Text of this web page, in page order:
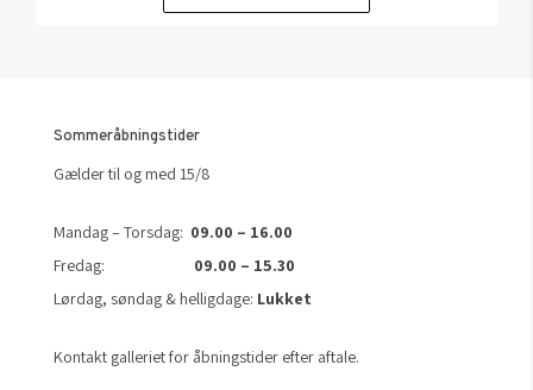
Sommeråbningstider
Gælder til og med 15/8
Mandag – Torsdag: 09.00 – 16.00
Fredag: 09.00 – 15.30
Lørdag, søndag & helligdage: Lukket
Kontakt galleriet for åbningstider efter aftale.